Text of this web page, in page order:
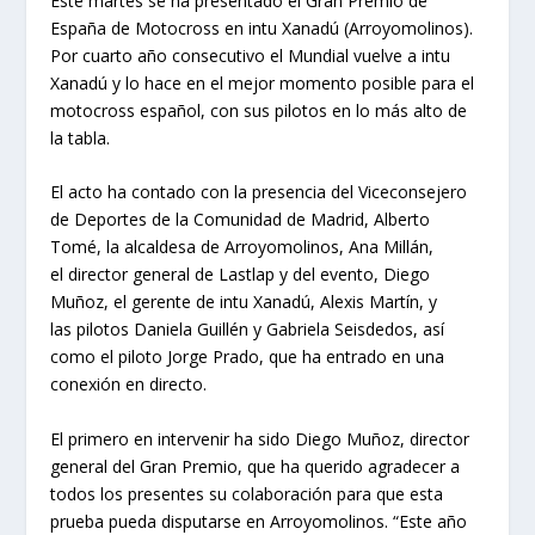
España de Motocross en intu Xanadú (Arroyomolinos).
Por cuarto año consecutivo el Mundial vuelve a intu
Xanadú y lo hace en el mejor momento posible para el
motocross español, con sus pilotos en lo más alto de
la tabla.
El acto ha contado con la presencia del Viceconsejero
de Deportes de la Comunidad de Madrid, Alberto
Tomé, la alcaldesa de Arroyomolinos, Ana Millán,
el director general de Lastlap y del evento, Diego
Muñoz, el gerente de intu Xanadú, Alexis Martín, y
las pilotos Daniela Guillén y Gabriela Seisdedos, así
como el piloto Jorge Prado, que ha entrado en una
conexión en directo.
El primero en intervenir ha sido Diego Muñoz, director
general del Gran Premio, que ha querido agradecer a
todos los presentes su colaboración para que esta
prueba pueda disputarse en Arroyomolinos. “Este año